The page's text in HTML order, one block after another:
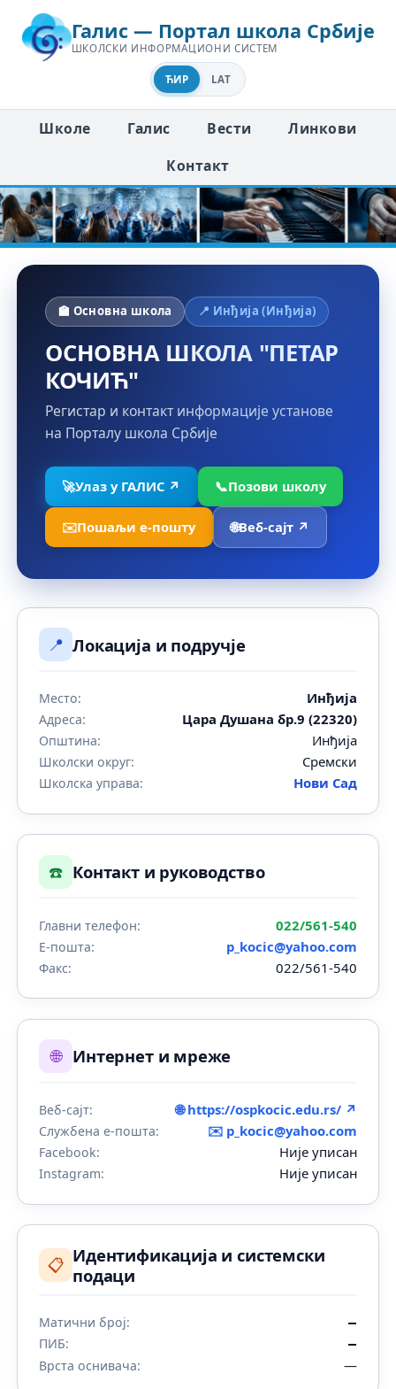
Галис — Портал школа Србије
ШКОЛСКИ ИНФОРМАЦИОНИ СИСТЕМ
ЋИР LAT
Школе Галис Вести
Линкови
Контакт
🏫 Основна школа 📍 Инђија (Инђија)
ОСНОВНА ШКОЛА "ПЕТАР
КОЧИЋ"
Регистар и контакт информације установе
на Порталу школа Србије
🚀Улаз у ГАЛИС ↗ 📞Позови школу
✉️Пошаљи е-пошту 🌐Веб-сајт ↗
📍 Локација и подручје
Место: Инђија
Адреса: Цара Душана бр.9 (22320)
Општина: Инђија
Школски округ: Сремски
Школска управа: Нови Сад
☎️ Контакт и руководство
Главни телефон: 022/561-540
Е-пошта: p_kocic@yahoo.com
Факс: 022/561-540
🌐 Интернет и мреже
Веб-сајт: 🌐 https://ospkocic.edu.rs/ ↗
Службена е-пошта: ✉️ p_kocic@yahoo.com
Facebook: Није уписан
Instagram: Није уписан
📋 Идентификација и системски
подаци
Матични број: —
ПИБ: —
Врста оснивача: —